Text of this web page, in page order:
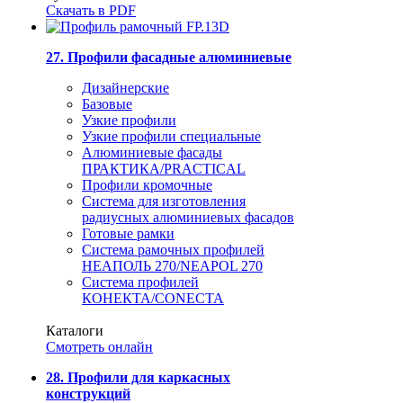
Скачать в PDF
27. Профили фасадные алюминиевые
Дизайнерские
Базовые
Узкие профили
Узкие профили специальные
Алюминиевые фасады
ПРАКТИКА/PRACTICAL
Профили кромочные
Система для изготовления
радиусных алюминиевых фасадов
Готовые рамки
Система рамочных профилей
НЕАПОЛЬ 270/NEAPOL 270
Система профилей
КОНЕКТА/CONECTA
Каталоги
Смотреть онлайн
28. Профили для каркасных
конструкций